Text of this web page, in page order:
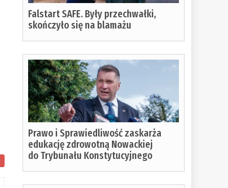
Falstart SAFE. Były przechwałki,
skończyło się na blamażu
Prawo i Sprawiedliwość zaskarża
edukację zdrowotną Nowackiej
do Trybunału Konstytucyjnego